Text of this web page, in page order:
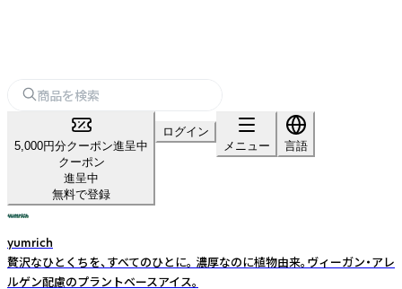
5,000円分クーポン進呈中
クーポン
進呈中
無料で登録
ログイン
メニュー
言語
yumrich
贅沢なひとくちを、すべてのひとに。 濃厚なのに植物由来。ヴィーガン・アレ
ルゲン配慮のプラントベースアイス。